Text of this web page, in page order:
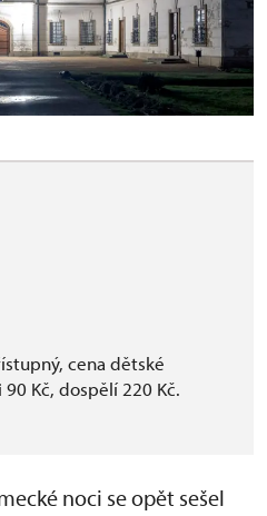
cena dětské
Kč, dospělí 220 Kč.
noci se opět sešel